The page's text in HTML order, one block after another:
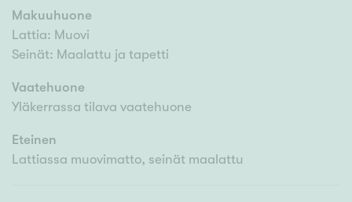
Makuuhuone
Lattia: Muovi
Seinät: Maalattu ja tapetti
Vaatehuone
Yläkerrassa tilava vaatehuone
Eteinen
Lattiassa muovimatto, seinät maalattu